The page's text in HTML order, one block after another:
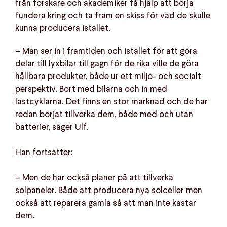
från forskare och akademiker få hjälp att börja
fundera kring och ta fram en skiss för vad de skulle
kunna producera istället.
– Man ser in i framtiden och istället för att göra
delar till lyxbilar till gagn för de rika ville de göra
hållbara produkter, både ur ett miljö- och socialt
perspektiv. Bort med bilarna och in med
lastcyklarna. Det finns en stor marknad och de har
redan börjat tillverka dem, både med och utan
batterier, säger Ulf.
Han fortsätter:
– Men de har också planer på att tillverka
solpaneler. Både att producera nya solceller men
också att reparera gamla så att man inte kastar
dem.